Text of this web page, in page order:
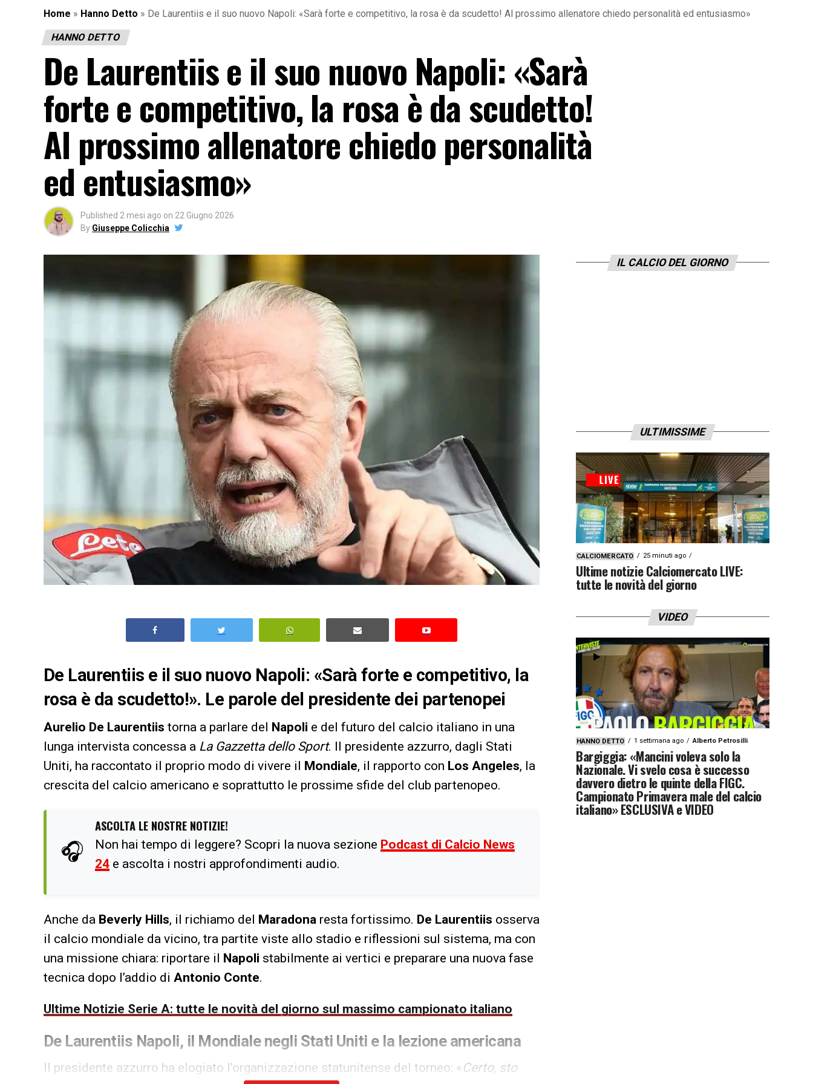
Home » Hanno Detto » De Laurentiis e il suo nuovo Napoli: «Sarà forte e competitivo, la rosa è da scudetto! Al prossimo allenatore chiedo personalità ed entusiasmo»
HANNO DETTO
De Laurentiis e il suo nuovo Napoli: «Sarà
forte e competitivo, la rosa è da scudetto!
Al prossimo allenatore chiedo personalità
ed entusiasmo»
Published 2 mesi ago on 22 Giugno 2026
By Giuseppe Colicchia
De Laurentiis e il suo nuovo Napoli: «Sarà forte e competitivo, la
rosa è da scudetto!». Le parole del presidente dei partenopei
Aurelio De Laurentiis torna a parlare del Napoli e del futuro del calcio italiano in una
lunga intervista concessa a La Gazzetta dello Sport. Il presidente azzurro, dagli Stati
Uniti, ha raccontato il proprio modo di vivere il Mondiale, il rapporto con Los Angeles, la
crescita del calcio americano e soprattutto le prossime sfide del club partenopeo.
🎧
ASCOLTA LE NOSTRE NOTIZIE!
Non hai tempo di leggere? Scopri la nuova sezione Podcast di Calcio News
24 e ascolta i nostri approfondimenti audio.
Anche da Beverly Hills, il richiamo del Maradona resta fortissimo. De Laurentiis osserva
il calcio mondiale da vicino, tra partite viste allo stadio e riflessioni sul sistema, ma con
una missione chiara: riportare il Napoli stabilmente ai vertici e preparare una nuova fase
tecnica dopo l’addio di Antonio Conte.
Ultime Notizie Serie A: tutte le novità del giorno sul massimo campionato italiano
De Laurentiis Napoli, il Mondiale negli Stati Uniti e la lezione americana
Il presidente azzurro ha elogiato l’organizzazione statunitense del torneo: « Certo, sto
IL CALCIO DEL GIORNO
ULTIMISSIME
CALCIOMERCATO 25 minuti ago
Ultime notizie Calciomercato LIVE:
tutte le novità del giorno
VIDEO
HANNO DETTO 1 settimana ago Alberto Petrosilli
Bargiggia: «Mancini voleva solo la
Nazionale. Vi svelo cosa è successo
davvero dietro le quinte della FIGC.
Campionato Primavera male del calcio
italiano» ESCLUSIVA e VIDEO